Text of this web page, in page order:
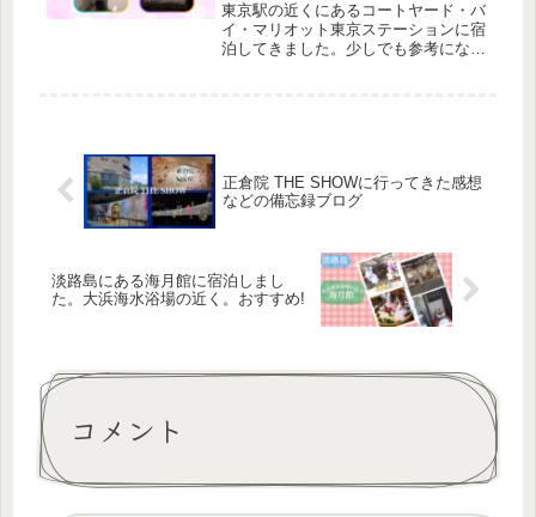
東京駅の近くにあるコートヤード・バ
イ・マリオット東京ステーションに宿
泊してきました。少しでも参考になれ
正倉院 THE SHOWに行ってきた感想
などの備忘録ブログ
淡路島にある海月館に宿泊しまし
た。大浜海水浴場の近く。おすすめ!
コメント